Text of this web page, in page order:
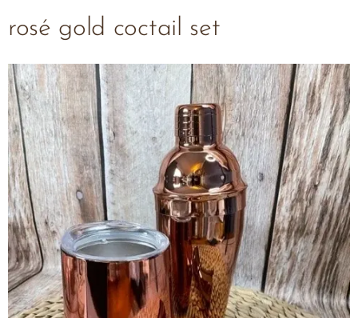
rosé gold coctail set